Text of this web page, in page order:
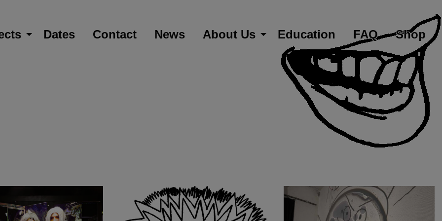
Dates Contact News About Us Education FAQ Shop